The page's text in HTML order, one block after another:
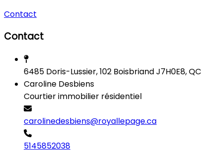
Contact
Contact
6485 Doris-Lussier, 102 Boisbriand J7H0E8, QC
Caroline Desbiens
Courtier immobilier résidentiel
carolinedesbiens@royallepage.ca
5145852038